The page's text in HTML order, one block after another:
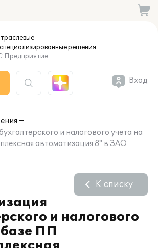
решения
Вход
и налогового учета на
автоматизация 8" в ЗАО
и налогового
ПП
К списку